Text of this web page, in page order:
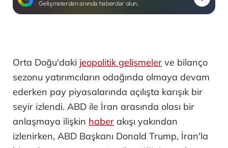
Gelişmelerden anında haberdar olun.
Orta Doğu'daki jeopolitik gelişmeler ve bilanço
sezonu yatırımcıların odağında olmaya devam
ederken pay piyasalarında açılışta karışık bir
seyir izlendi. ABD ile İran arasında olası bir
anlaşmaya ilişkin haber akışı yakından
izlenirken, ABD Başkanı Donald Trump, İran'la